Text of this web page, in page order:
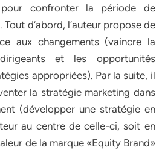
pour confronter la période de
d’abord, l’auteur propose de
aux changements (vaincre la
et les opportunités
appropriées). Par la suite, il
la stratégie marketing dans
(développer une stratégie en
au centre de celle-ci, soit en
de la marque «Equity Brand»